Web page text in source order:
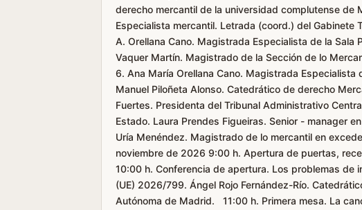
derecho mercantil de la universidad complutense de
Especialista mercantil. Letrada (coord.) del Gabinete
A. Orellana Cano. Magistrada Especialista de la Sala
Vaquer Martín. Magistrado de la Sección de lo
6. Ana María Orellana Cano. Magistrada Especialista
Manuel Piloñeta Alonso. Catedrático de derecho
Fuertes. Presidenta del Tribunal Administrativo
Estado. Laura Prendes Figueiras. Senior - manager
Uría Menéndez. Magistrado de lo mercantil en
noviembre de 2026 9:00 h. Apertura de puertas,
10:00 h. Conferencia de apertura. Los problemas de
(UE) 2026/799. Ángel Rojo Fernández-Río.
Autónoma de Madrid. 11:00 h. Primera mesa. La